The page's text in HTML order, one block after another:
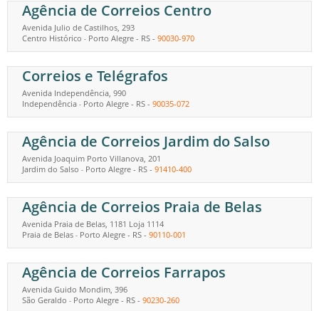
Agência de Correios Centro
Avenida Julio de Castilhos, 293
Centro Histórico - Porto Alegre - RS - 90030-970
Correios e Telégrafos
Avenida Independência, 990
Independência - Porto Alegre - RS - 90035-072
Agência de Correios Jardim do Salso
Avenida Joaquim Porto Villanova, 201
Jardim do Salso - Porto Alegre - RS - 91410-400
Agência de Correios Praia de Belas
Avenida Praia de Belas, 1181 Loja 1114
Praia de Belas - Porto Alegre - RS - 90110-001
Agência de Correios Farrapos
Avenida Guido Mondim, 396
São Geraldo - Porto Alegre - RS - 90230-260